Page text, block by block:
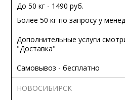
До 50 кг - 1490 руб.
Более 50 кг по запросу у
Дополнительные услуги
"Доставка"
Самовывоз - бесплатно
НОВОСИБИРСК